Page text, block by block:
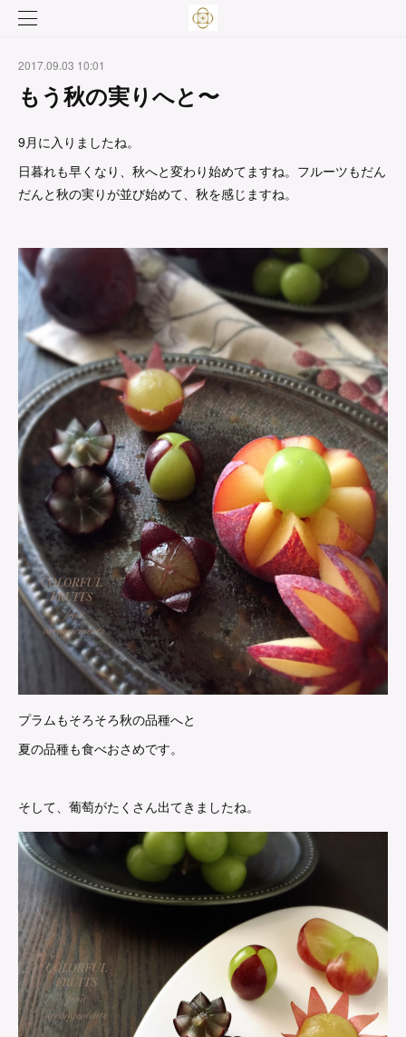
2017.09.03 10:01
もう秋の実りへと〜
9月に入りましたね。
日暮れも早くなり、秋へと変わり始めてますね。フルーツもだん
だんと秋の実りが並び始めて、秋を感じますね。
プラムもそろそろ秋の品種へと
夏の品種も食べおさめです。
そして、葡萄がたくさん出てきましたね。